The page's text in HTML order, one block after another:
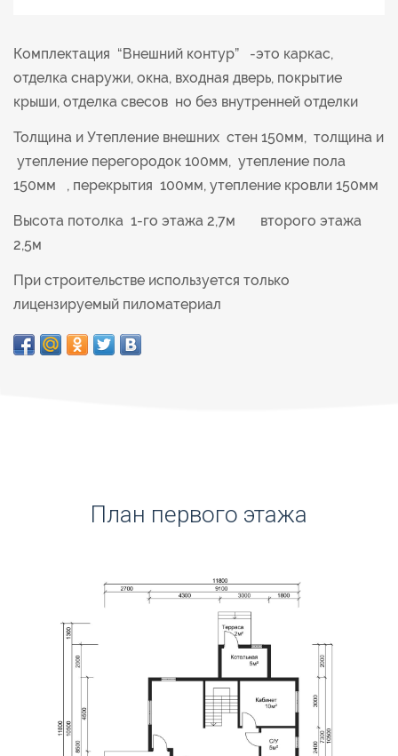
Комплектация “Внешний контур” -это каркас,
отделка снаружи, окна, входная дверь, покрытие
крыши, отделка свесов но без внутренней отделки
Толщина и Утепление внешних стен 150мм, толщина и
утепление перегородок 100мм, утепление пола
150мм , перекрытия 100мм, утепление кровли 150мм
Высота потолка 1-го этажа 2,7м второго этажа
2,5м
При строительстве используется только
лицензируемый пиломатериал
План первого этажа